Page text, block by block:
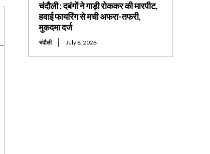
चंदौली : दबंगों ने गाड़ी रोककर की मारपीट,
हवाई फायरिंग से मची अफरा-तफरी,
मुकदमा दर्ज
चंदौली July 6, 2026